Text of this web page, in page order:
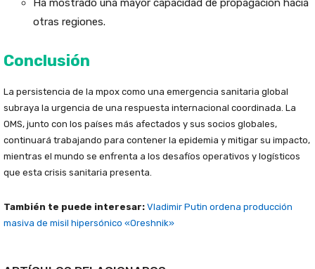
Ha mostrado una mayor capacidad de propagación hacia
otras regiones.
Conclusión
La persistencia de la mpox como una emergencia sanitaria global
subraya la urgencia de una respuesta internacional coordinada. La
OMS, junto con los países más afectados y sus socios globales,
continuará trabajando para contener la epidemia y mitigar su impacto,
mientras el mundo se enfrenta a los desafíos operativos y logísticos
que esta crisis sanitaria presenta.
También te puede interesar: Vladimir Putin ordena producción
masiva de misil hipersónico «Oreshnik»